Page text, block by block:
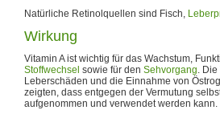
Natürliche Retinolquellen sind Fisch,
Wirkung
Vitamin A ist wichtig für das Wachstum,
Stoffwechsel sowie für den Sehvorgang.
Leberschäden und die Einnahme von
zeigten, dass entgegen der Vermutung
aufgenommen und verwendet werden kann.